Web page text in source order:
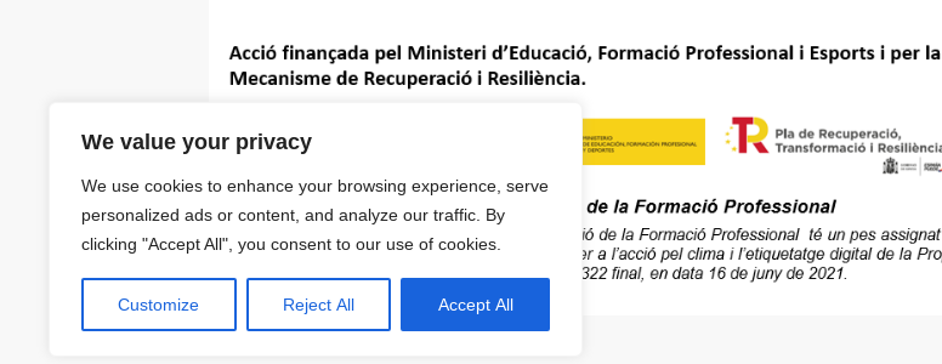
We value your privacy
We use cookies to enhance your browsing experience, serve
personalized ads or content, and analyze our traffic. By
clicking "Accept All", you consent to our use of cookies.
Customize Reject All Accept All